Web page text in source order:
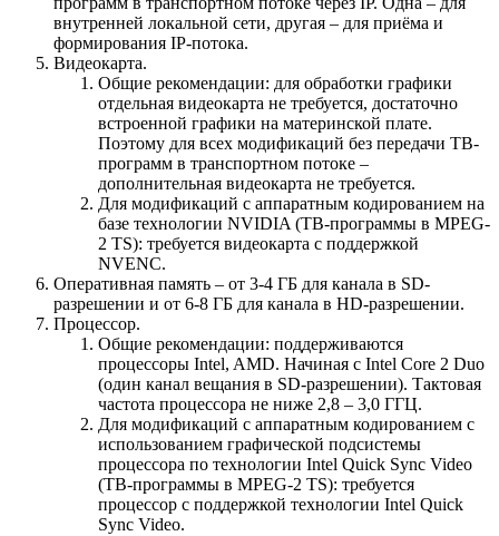
внутренней локальной сети, другая – для приёма и
формирования IP-потока.
Видеокарта.
Общие рекомендации: для обработки графики
отдельная видеокарта не требуется, достаточно
встроенной графики на материнской плате.
Поэтому для всех модификаций без передачи ТВ-
программ в транспортном потоке –
дополнительная видеокарта не требуется.
Для модификаций с аппаратным кодированием на
базе технологии NVIDIA (ТВ-программы в MPEG-
2 TS): требуется видеокарта с поддержкой
NVENC.
Оперативная память – от 3-4 ГБ для канала в SD-
разрешении и от 6-8 ГБ для канала в HD-разрешении.
Процессор.
Общие рекомендации: поддерживаются
процессоры Intel, AMD. Начиная с Intel Core 2 Duo
(один канал вещания в SD-разрешении). Тактовая
частота процессора не ниже 2,8 – 3,0 ГГЦ.
Для модификаций с аппаратным кодированием с
использованием графической подсистемы
процессора по технологии Intel Quick Sync Video
(ТВ-программы в MPEG-2 TS): требуется
процессор с поддержкой технологии Intel Quick
Sync Video.